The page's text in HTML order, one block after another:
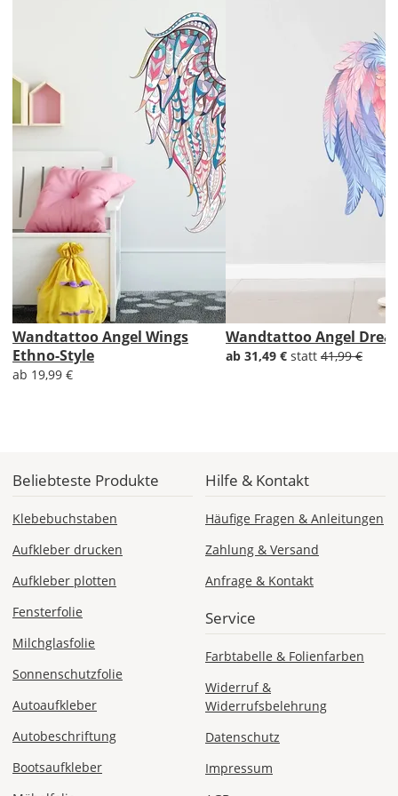
&
Versandkosten?
DE
Economy
Sa., 15.08. -
Do., 20.08.
1,99 EUR
Produktionsaufschlag
Versandkosten 1,99
Priority
Mi., 12.08. -
EU
AT
CH
Wandtattoo Angel Wings
Ethno-Style
ab 19,99 €
Wandtattoo Angel
ab 31,49 € statt 41,99 €
Beliebteste Produkte
Klebebuchstaben
Aufkleber drucken
Aufkleber plotten
Fensterfolie
Milchglasfolie
Sonnenschutzfolie
Autoaufkleber
Autobeschriftung
Bootsaufkleber
Hilfe & Kontakt
Häufige Fragen & Anleitungen
Zahlung & Versand
Anfrage & Kontakt
Service
Farbtabelle & Folienfarben
Widerruf &
Widerrufsbelehrung
Datenschutz
Impressum